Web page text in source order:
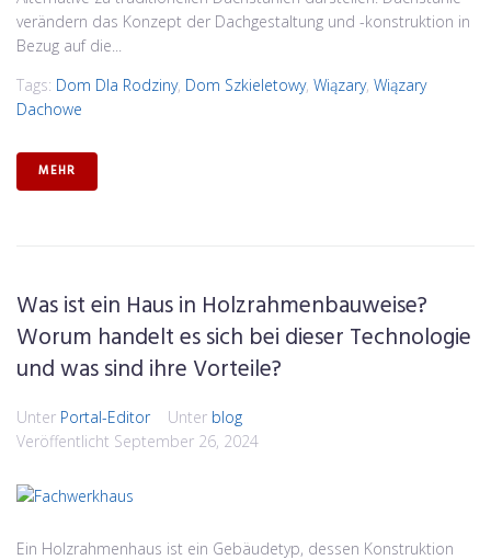
verändern das Konzept der Dachgestaltung und -konstruktion in
Bezug auf die...
Tags: Dom Dla Rodziny, Dom Szkieletowy, Wiązary, Wiązary
Dachowe
MEHR
Was ist ein Haus in Holzrahmenbauweise?
Worum handelt es sich bei dieser Technologie
und was sind ihre Vorteile?
Unter Portal-Editor Unter blog
Veröffentlicht September 26, 2024
Ein Holzrahmenhaus ist ein Gebäudetyp, dessen Konstruktion